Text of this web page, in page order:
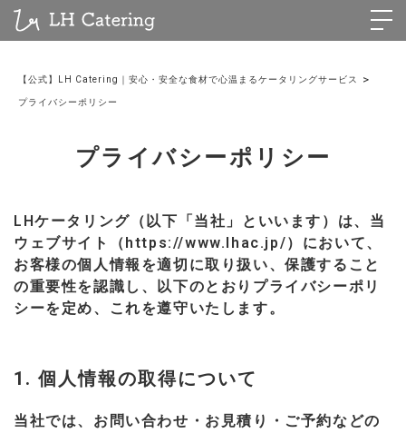
【公式】LH Catering｜安心・安全な食材で心温まるケータリングサービス >
プライバシーポリシー
プライバシーポリシー
LHケータリング（以下「当社」といいます）は、当
ウェブサイト（https://www.lhac.jp/）において、
お客様の個人情報を適切に取り扱い、保護すること
の重要性を認識し、以下のとおりプライバシーポリ
シーを定め、これを遵守いたします。
1. 個人情報の取得について
当社では、お問い合わせ・お見積り・ご予約などの